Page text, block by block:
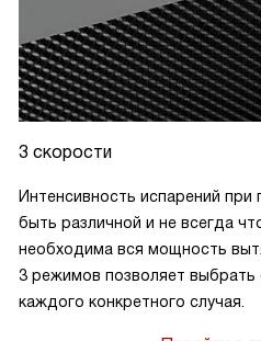
3 скорости
Интенсивность испарений
быть различной и не всегда
необходима вся мощность
3 режимов позволяет
каждого конкретного случая.